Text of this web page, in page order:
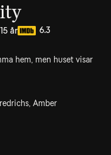
år 6.3
hem, men huset visar
Amber